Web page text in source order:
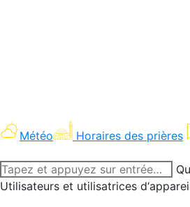
Météo Horaires des prières
Recherche
:Utilisateurs et utilisatrices